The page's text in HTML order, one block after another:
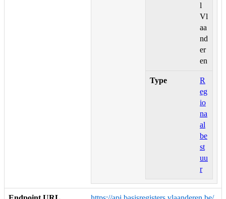
l
Vl
aa
nd
er
en
Type
R
eg
io
na
al
be
st
uu
r